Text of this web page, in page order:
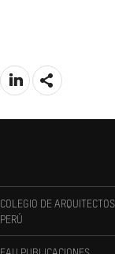
COLEGIO DE
PERÚ